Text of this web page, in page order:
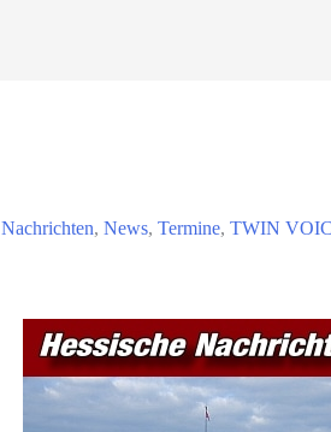
Nachrichten, News, Termine, TWIN